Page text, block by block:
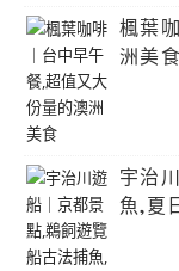
楓葉
洲美食
宇治
魚,夏